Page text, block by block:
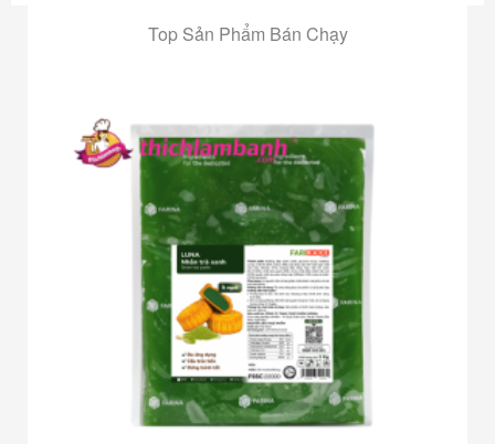
Top Sản Phẩm Bán Chạy